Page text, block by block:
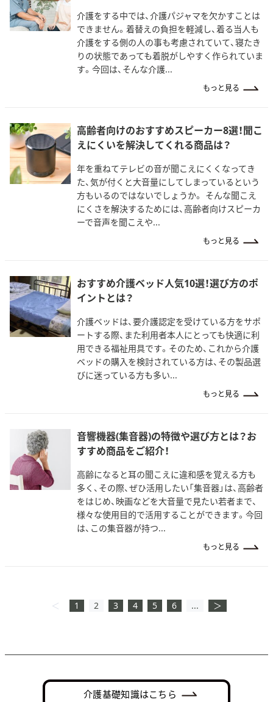
介護をする中では、介護パジャマを欠かすことは
できません。着替えの負担を軽減し、着る当人も
介護をする側の人の事も考慮されていて、寝たき
りの状態であっても着脱がしやすく作られていま
す。今回は、そんな介護...
もっと見る
高齢者向けのおすすめスピーカー8選！聞こ
えにくいを解決してくれる商品は？
年を重ねてテレビの音が聞こえにくくなってき
た、気が付くと大音量にしてしまっているという
方もいるのではないでしょうか。 そんな聞こえ
にくさを解決するためには、高齢者向けスピーカ
ーで音声を聞こえや...
もっと見る
おすすめ介護ベッド人気10選！選び方のポ
イントとは？
介護ベッドは、要介護認定を受けている方をサポ
ートする際、また利用者本人にとっても快適に利
用できる福祉用具です。そのため、これから介護
ベッドの購入を検討されている方は、その製品選
びに迷っている方も多い...
もっと見る
音響機器(集音器)の特徴や選び方とは？お
すすめ商品をご紹介！
高齢になると耳の聞こえに違和感を覚える方も
多く、その際、ぜひ活用したい「集音器」は、高齢者
をはじめ、映画などを大音量で見たい若者まで、
様々な使用目的で活用することができます。今回
は、この集音器が持つ...
もっと見る
＜ 1 2 3 4 5 6 ... ＞
介護基礎知識はこちら